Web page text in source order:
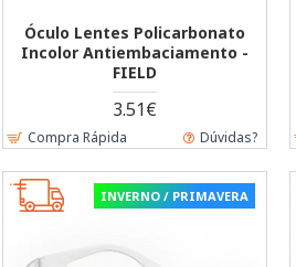
Óculo Lentes Policarbonato
Incolor Antiembaciamento -
FIELD
3.51€
Compra Rápida Dúvidas?
INVERNO / PRIMAVERA